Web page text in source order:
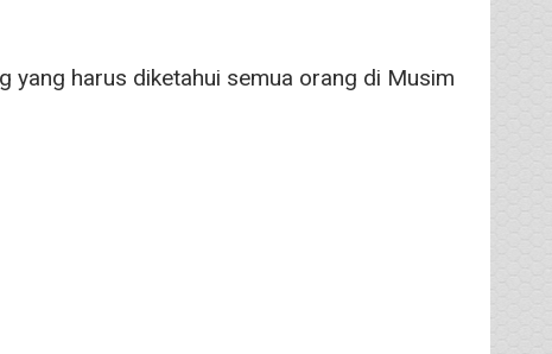
yang harus diketahui semua orang di Musim